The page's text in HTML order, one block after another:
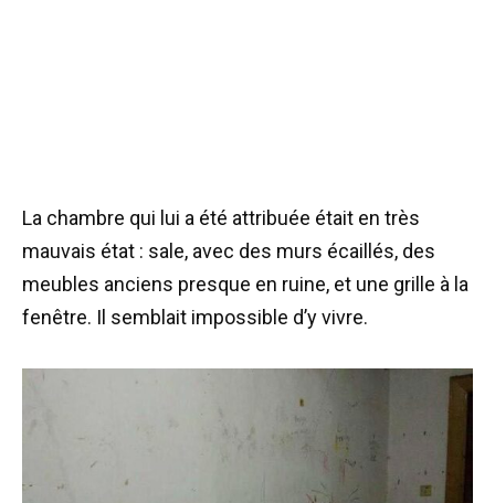
La chambre qui lui a été attribuée était en très
mauvais état : sale, avec des murs écaillés, des
meubles anciens presque en ruine, et une grille à la
fenêtre. Il semblait impossible d’y vivre.